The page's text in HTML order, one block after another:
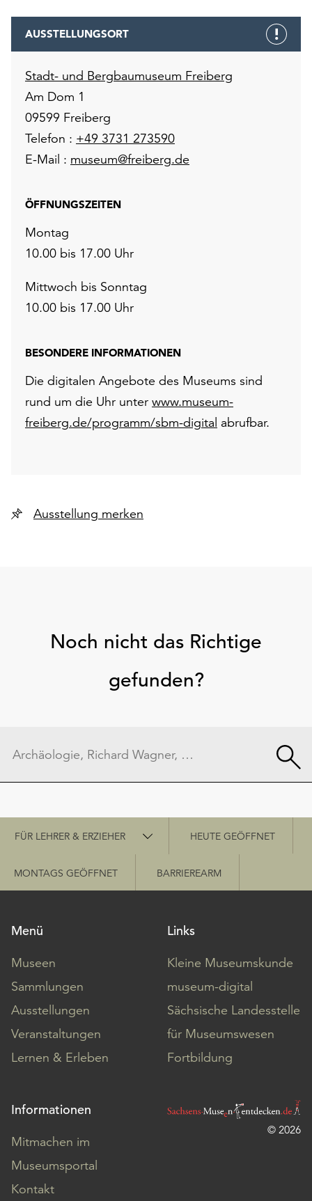
AUSSTELLUNGSORT
Stadt- und Bergbaumuseum Freiberg
Am Dom 1
09599 Freiberg
Telefon : +49 3731 273590
E-Mail : museum@freiberg.de
ÖFFNUNGSZEITEN
Montag
10.00 bis 17.00 Uhr
Mittwoch bis Sonntag
10.00 bis 17.00 Uhr
BESONDERE INFORMATIONEN
Die digitalen Angebote des Museums sind
rund um die Uhr unter www.museum-
freiberg.de/programm/sbm-digital abrufbar.
Ausstellung merken
Noch nicht das Richtige
gefunden?
Schnellzugriff
FÜR LEHRER & ERZIEHER HEUTE GEÖFFNET
MONTAGS GEÖFFNET BARRIEREARM
Menü
Museen
Sammlungen
Ausstellungen
Veranstaltungen
Lernen & Erleben
Links
Kleine Museumskunde
museum-digital
Sächsische Landesstelle
für Museumswesen
Fortbildung
Informationen
Mitmachen im
Museumsportal
Kontakt
© 2026